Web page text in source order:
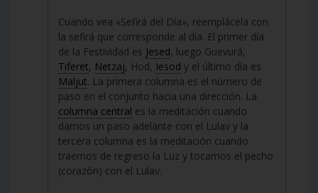
Cuando vea «Sefirá del Día», reemplácela con
la sefirá que corresponde al día. El primer día
de la Festividad es Jesed, luego Guevurá,
Tiferet, Netzaj, Hod, Iesod y el último día es
Maljut. La primera columna es el número de
paso en el conjunto hacia una dirección. La
columna central es la meditación cuando
damos un paso adelante con el Lulav y la
tercera columna es la meditación cuando
traemos de regreso la Luz y tocamos el pecho
(corazón) con el Lulav.